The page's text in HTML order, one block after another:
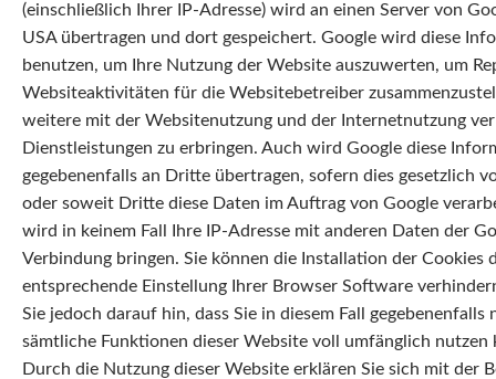
(einschließlich Ihrer IP-Adresse) wird an einen Server von
USA übertragen und dort gespeichert. Google wird diese
benutzen, um Ihre Nutzung der Website auszuwerten, um
Websiteaktivitäten für die Websitebetreiber
weitere mit der Websitenutzung und der Internetnutzung
Dienstleistungen zu erbringen. Auch wird Google diese
gegebenenfalls an Dritte übertragen, sofern dies gesetzlich
oder soweit Dritte diese Daten im Auftrag von Google
wird in keinem Fall Ihre IP-Adresse mit anderen Daten der
Verbindung bringen. Sie können die Installation der Cookies
entsprechende Einstellung Ihrer Browser Software
Sie jedoch darauf hin, dass Sie in diesem Fall gegebenenfalls
sämtliche Funktionen dieser Website voll umfänglich nutzen
Durch die Nutzung dieser Website erklären Sie sich mit der